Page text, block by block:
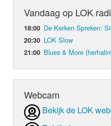
Vandaag op LOK
18:00 De Kerken Spreken:
20:30 LOK Slow
21:00 Blues & More
Webcam
Bekijk de LOK